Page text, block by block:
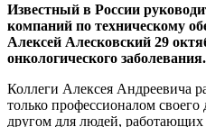
Известный в России
компаний по техническому
Алексей Алесковский 29
онкологического заболевания.
Коллеги Алексея Андреевича
только профессионалом
другом для людей,